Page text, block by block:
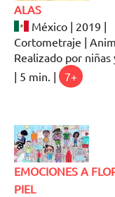
ALAS
México | 2019 |
Cortometraje |
Realizado por niñas
| 5 min. |
7+
EMOCIONES A
PIEL